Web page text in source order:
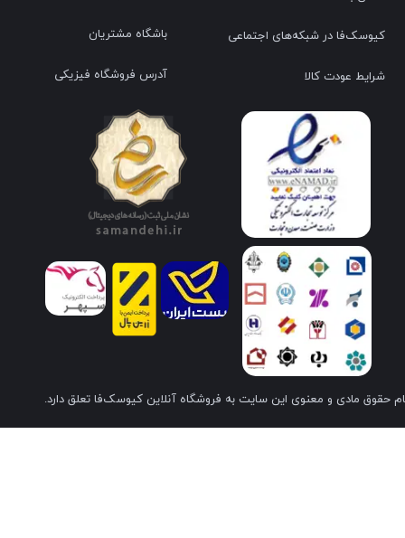
حقوق مادی و معنوی این سایت به فروشگاه آنلاین کیوسک‌فا تعلق دارد.
باشگاه مشتریان
آدرس فروشگاه فیزیکی
کیوسک‌فا در شبکه‌های اجتماعی
شرایط عودت کالا